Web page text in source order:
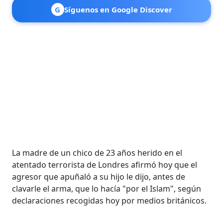
G Síguenos en Google Discover
La madre de un chico de 23 años herido en el
atentado terrorista de Londres afirmó hoy que el
agresor que apuñaló a su hijo le dijo, antes de
clavarle el arma, que lo hacía "por el Islam", según
declaraciones recogidas hoy por medios británicos.